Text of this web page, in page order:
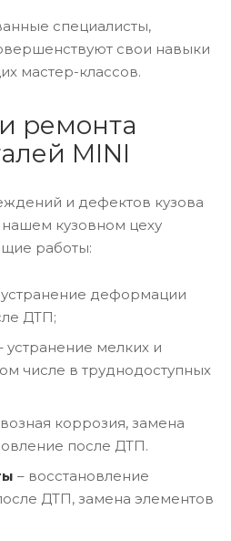
специалисты,
свои навыки
мастер-классов.
ремонта
MINI
и дефектов кузова
кузовном цеху
работы:
устранение деформации
ДТП;
устранение мелких и
числе в труднодоступных
коррозия, замена
после ДТП.
– восстановление
ДТП, замена элементов